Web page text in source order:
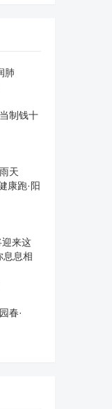
肺
制钱十
天
康跑·阳
来这
息息相
春·